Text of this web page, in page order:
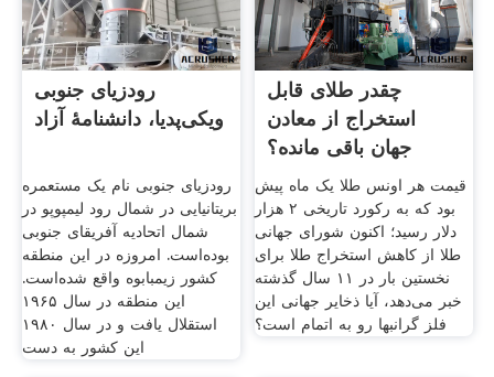
رودزیای جنوبی
ویکی‌پدیا، دانشنامهٔ آزاد
رودزیای جنوبی نام یک مستعمره
بریتانیایی در شمال رود لیمپوپو در
شمال اتحادیه آفریقای جنوبی
بوده‌است. امروزه در این منطقه
کشور زیمبابوه واقع شده‌است.
این منطقه در سال ۱۹۶۵
استقلال یافت و در سال ۱۹۸۰
این کشور به دست
چقدر طلای قابل
استخراج از معادن
جهان باقی مانده؟
قیمت هر اونس طلا یک ماه پیش
بود که به رکورد تاریخی ۲ هزار
دلار رسید؛ اکنون شورای جهانی
طلا از کاهش استخراج طلا برای
نخستین بار در ۱۱ سال گذشته
خبر می‌دهد، آیا ذخایر جهانی این
فلز گرانبها رو به اتمام است؟